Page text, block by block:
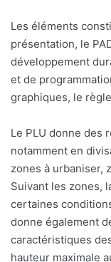
Les éléments
présentation, le
développement
et de
graphiques, le
Le PLU donne des
notamment en
zones à urbaniser,
Suivant les zones,
certaines
donne également
caractéristiques
hauteur maximale